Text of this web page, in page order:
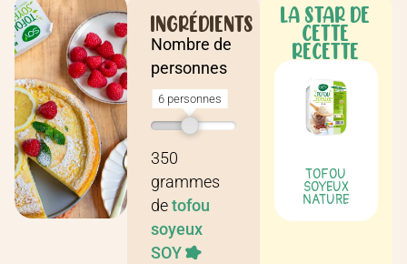
INGRÉDIENTS
Nombre de
personnes
6 personnes
Recette pour
350
grammes
de tofou
soyeux
SOY
LA STAR DE
CETTE
RECETTE
TOFOU
SOYEUX
NATURE